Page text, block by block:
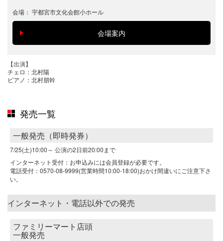
会場： 宇都宮市文化会館小ホール
【出演】
チェロ：北村陽
ピアノ：北村朋幹
発売一覧
一般発売（即時発券）
7/25(土)10:00～ 公演の2日前20:00まで
インターネット受付：お申込みには会員登録が必要です。
電話受付：0570-08-9999(営業時間10:00-18:00)おかけ間違いにご注意下さ
い。
インターネット・電話以外での発売
ファミリーマート店頭
一般発売